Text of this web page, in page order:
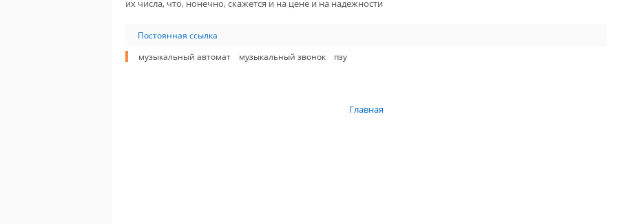
их числа, что, нонечно, скажется и на цене и на надежности
Постоянная ссылка
музыкальный автомат
музыкальный звонок пзу
Главная